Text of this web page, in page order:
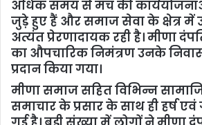
अधिक समय से मंच की
जुड़े हुए हैं और समाज सेवा के क्षेत्र में
अत्यंत प्रेरणादायक रही है। मीणा
का औपचारिक निमंत्रण उनके
प्रदान किया गया।
मीणा समाज सहित विभिन्न
समाचार के प्रसार के साथ ही हर्ष एवं